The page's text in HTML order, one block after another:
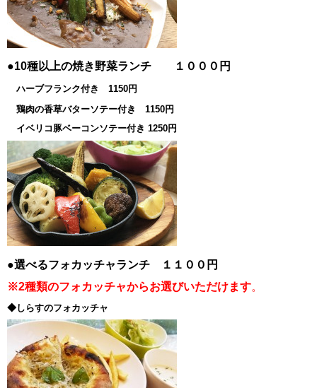
●10種以上の焼き野菜ランチ １０００円
ハーブフランク付き 1150円
鶏肉の香草バターソテー付き 1150円
イベリコ豚ベーコンソテー付き 1250円
●選べるフォカッチャランチ １１００円
※2種類のフォカッチャからお選びいただけます。
◆しらすのフォカッチャ